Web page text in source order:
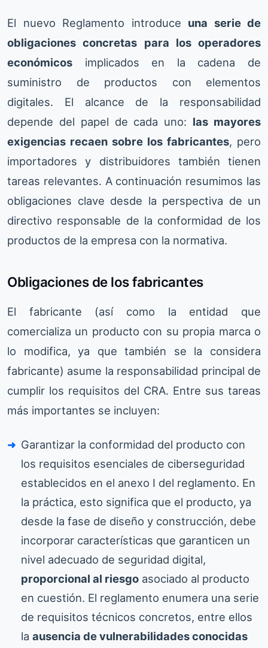
El nuevo Reglamento introduce una serie de
obligaciones concretas para los operadores
económicos implicados en la cadena de
suministro de productos con elementos
digitales. El alcance de la responsabilidad
depende del papel de cada uno: las mayores
exigencias recaen sobre los fabricantes, pero
importadores y distribuidores también tienen
tareas relevantes. A continuación resumimos las
obligaciones clave desde la perspectiva de un
directivo responsable de la conformidad de los
productos de la empresa con la normativa.
Obligaciones de los fabricantes
El fabricante (así como la entidad que
comercializa un producto con su propia marca o
lo modifica, ya que también se la considera
fabricante) asume la responsabilidad principal de
cumplir los requisitos del CRA. Entre sus tareas
más importantes se incluyen:
Garantizar la conformidad del producto con
los requisitos esenciales de ciberseguridad
establecidos en el anexo I del reglamento. En
la práctica, esto significa que el producto, ya
desde la fase de diseño y construcción, debe
incorporar características que garanticen un
nivel adecuado de seguridad digital,
proporcional al riesgo asociado al producto
en cuestión. El reglamento enumera una serie
de requisitos técnicos concretos, entre ellos
laausencia de vulnerabilidades conocidas